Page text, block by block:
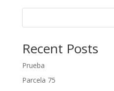
Recent Posts
Prueba
Parcela 75